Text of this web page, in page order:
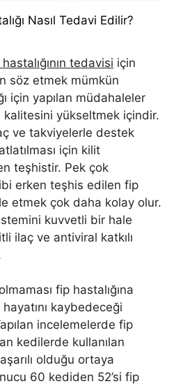
Nasıl Tedavi Edilir?
tedavisi için
söz etmek mümkün
için yapılan müdahaleler
yükseltmek içindir.
ve takviyelerle destek
için kilit
teşhistir. Pek çok
erken teşhis edilen fip
etmek çok daha kolay olur.
kuvvetli bir hale
ilaç ve antiviral katkılı
fip hastalığına
kaybedeceği
incelemelerde fip
kedilerde kullanılan
olduğu ortaya
60 kediden 52’si fip